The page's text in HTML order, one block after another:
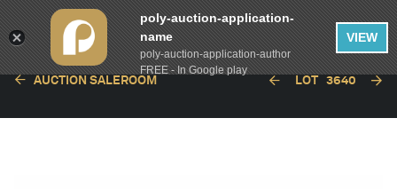
AUCTION SALEROOM LOT 3640
poly-auction-application-
name
poly-auction-application-author
FREE - In Google play
VIEW